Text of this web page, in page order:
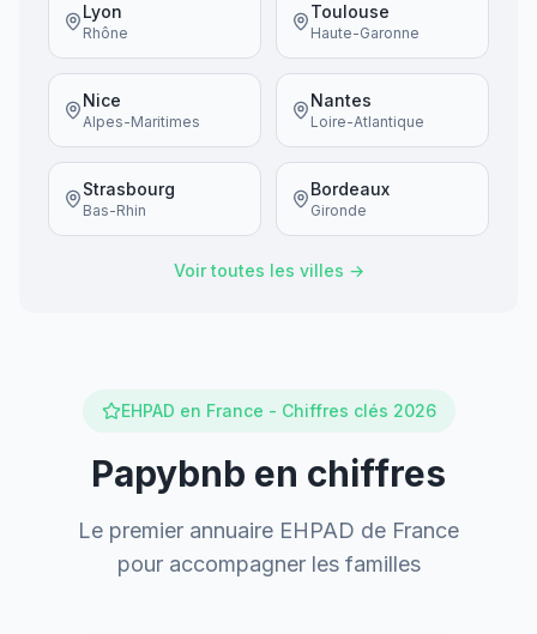
Lyon
Rhône
Toulouse
Haute-Garonne
Nice
Alpes-Maritimes
Nantes
Loire-Atlantique
Strasbourg
Bas-Rhin
Bordeaux
Gironde
Voir toutes les villes →
EHPAD en France - Chiffres clés 2026
Papybnb en chiffres
Le premier annuaire EHPAD de France
pour accompagner les familles